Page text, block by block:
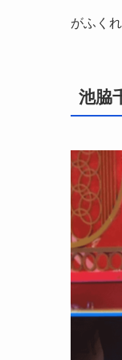
がふく
池脇